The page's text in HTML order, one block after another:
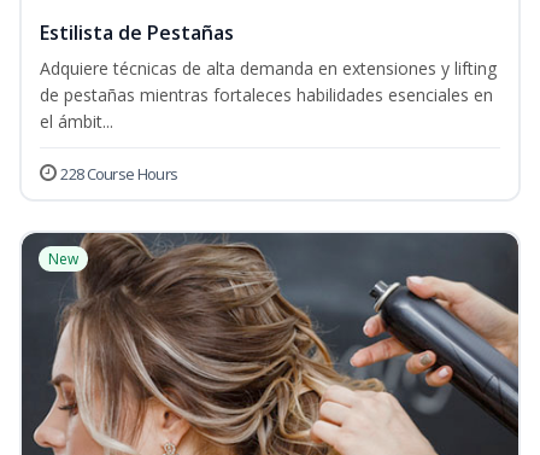
Estilista de Pestañas
Adquiere técnicas de alta demanda en extensiones y lifting
de pestañas mientras fortaleces habilidades esenciales en
el ámbit...
228 Course Hours
New